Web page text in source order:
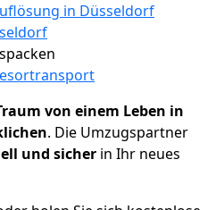
in Düsseldorf
von einem Leben in
. Die Umzugspartner
und sicher in Ihr neues